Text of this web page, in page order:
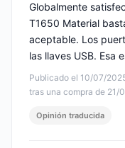
Publicado el 10/07/
tras una compra de 21/
Globalmente
T1650 Material
aceptable. Los
las llaves USB. Esa
Opinión traducida